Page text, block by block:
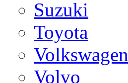
Suzuki
Toyota
Volkswagen
Volvo